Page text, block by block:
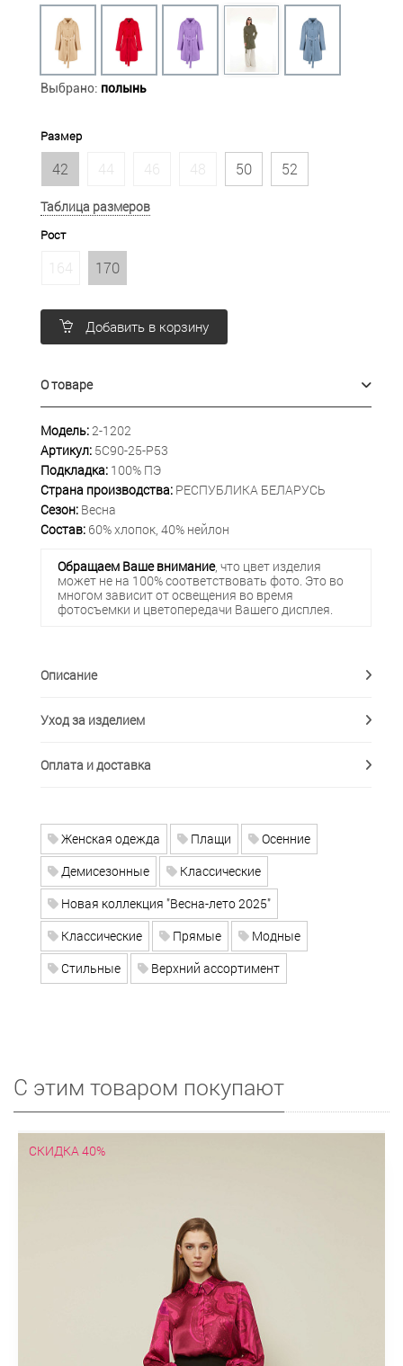
Выбрано: полынь
Размер
42 44 46 48 50 52
Таблица размеров
Рост
164 170
Добавить в корзину
О товаре
Модель:2-1202
Артикул: 5С90-25-Р53
Подкладка: 100% ПЭ
Страна производства: РЕСПУБЛИКА БЕЛАРУСЬ
Сезон: Весна
Состав: 60% хлопок, 40% нейлон
Обращаем Ваше внимание, что цвет изделия
может не на 100% соответствовать фото. Это во
многом зависит от освещения во время
фотосъемки и цветопередачи Вашего дисплея.
Описание
Уход за изделием
Оплата и доставка
Женская одежда Плащи
Осенние
Демисезонные
Классические
Новая коллекция "Весна-лето 2025"
Классические
Прямые
Модные
Стильные
Верхний ассортимент
С этим товаром покупают
СКИДКА 40%